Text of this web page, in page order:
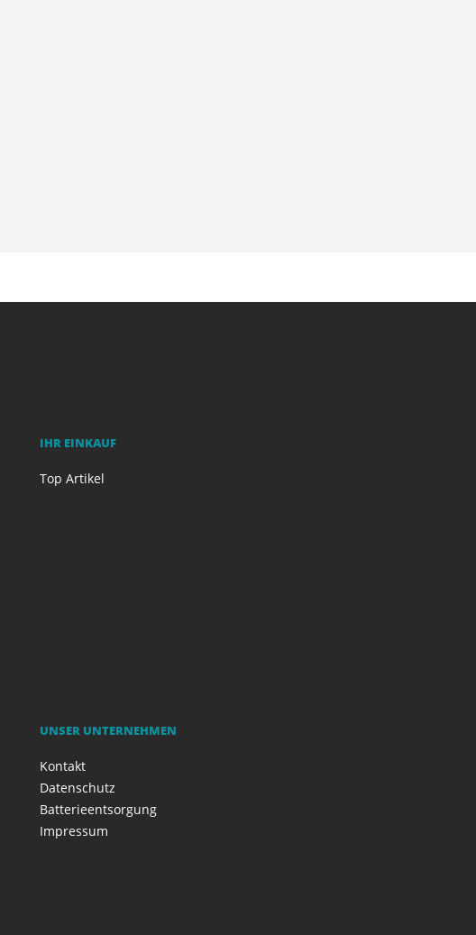
IHR EINKAUF
Top Artikel
UNSER UNTERNEHMEN
Kontakt
Datenschutz
Batterieentsorgung
Impressum